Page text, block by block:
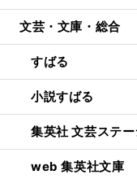
文芸・文庫・総合
すばる
小説すばる
集英社 文芸ステ
web 集英社文庫